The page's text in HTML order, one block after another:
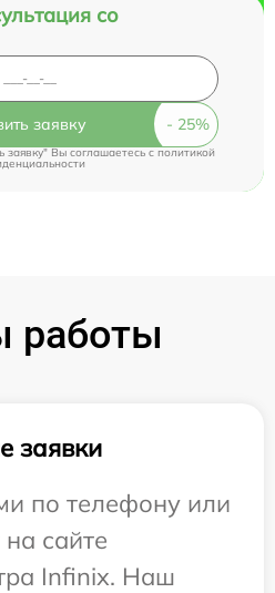
со
заявку
заявку" Вы соглашаетесь cполитикой
работы
заявки
по телефону или
на сайте
Infinix. Наш